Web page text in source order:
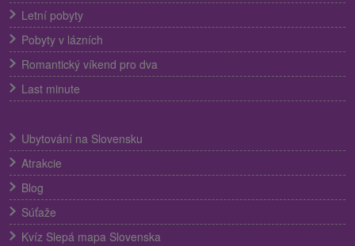
Letní pobyty
Pobyty v lázních
Romantický víkend pro dva
Last minute
Ubytování na Slovensku
Atrakcie
Blog
Súťaže
Kvíz Slepá mapa Slovenska